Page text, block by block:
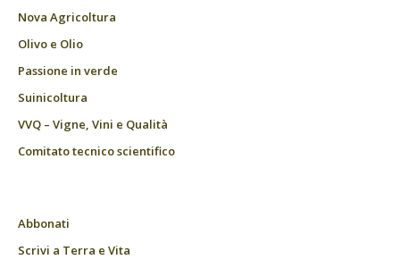
Nova Agricoltura
Olivo e Olio
Passione in verde
Suinicoltura
VVQ – Vigne, Vini e Qualità
Comitato tecnico scientifico
Abbonati
Scrivi a Terra e Vita